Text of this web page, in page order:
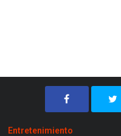
Entretenimiento